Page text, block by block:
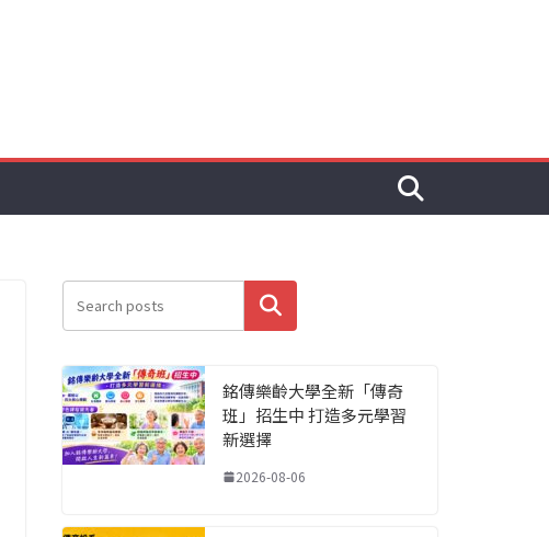
搜尋
銘傳樂齡大學全新「傳奇
班」招生中 打造多元學習
新選擇
2026-08-06